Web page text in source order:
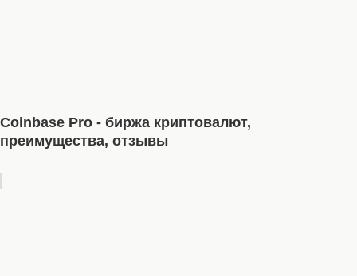
Coinbase Pro - биржа криптовалют,
преимущества, отзывы